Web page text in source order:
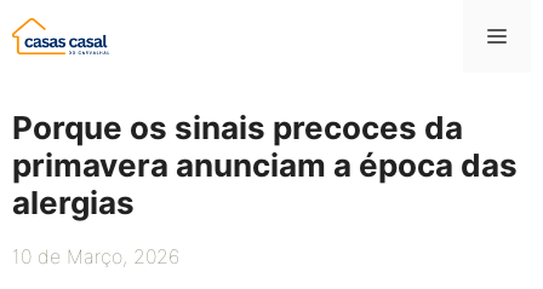
Saltar
para
Porque os sinais precoces da
primavera anunciam a época das
alergias
10 de Março, 2026